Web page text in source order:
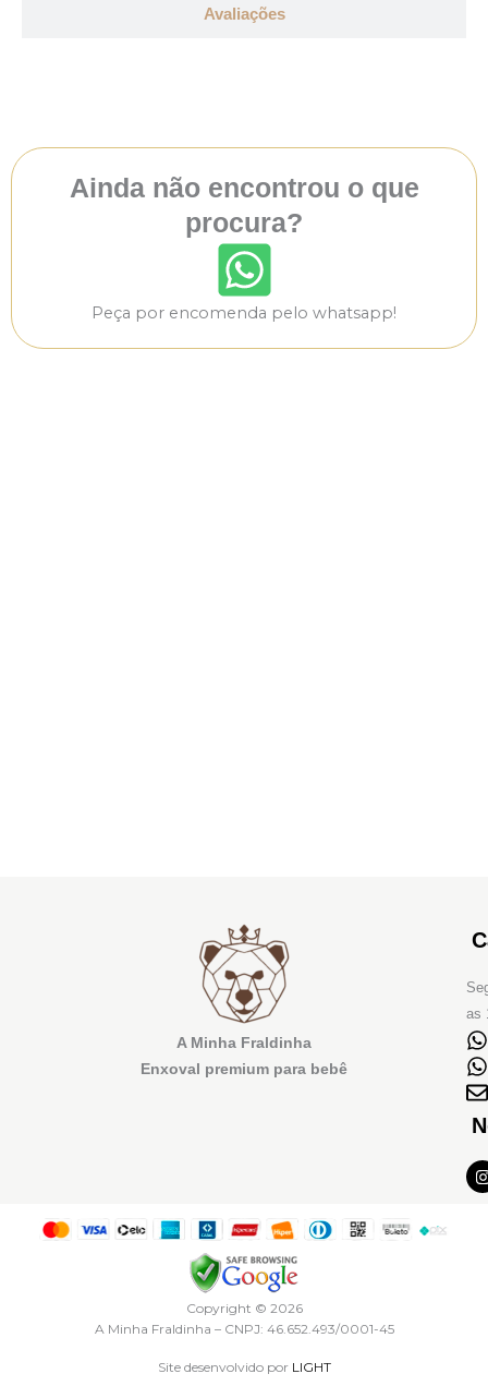
Avaliações
Ainda não encontrou o que
procura?
Peça por encomenda pelo whatsapp!
A Minha Fraldinha
Enxoval premium para bebê
as
I
s
Copyright © 2026
A Minha Fraldinha – CNPJ: 46.652.493/0001-45
Site desenvolvido por LIGHT